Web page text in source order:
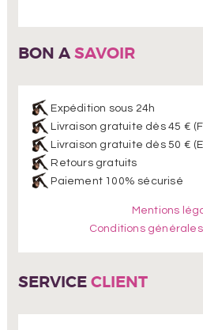
BON A SAVOIR
Expédition sous 24h
Livraison gratuite dès 45 €
Livraison gratuite dès 50 €
Retours gratuits
Paiement 100% sécurisé
Mentions
Conditions
SERVICE CLIENT